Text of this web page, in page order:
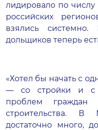
лидировало по
российских
взялись
дольщиков теперь
«Хотел бы начать с
— со стройки и с
проблем граждан
строительства. В
достаточно много,